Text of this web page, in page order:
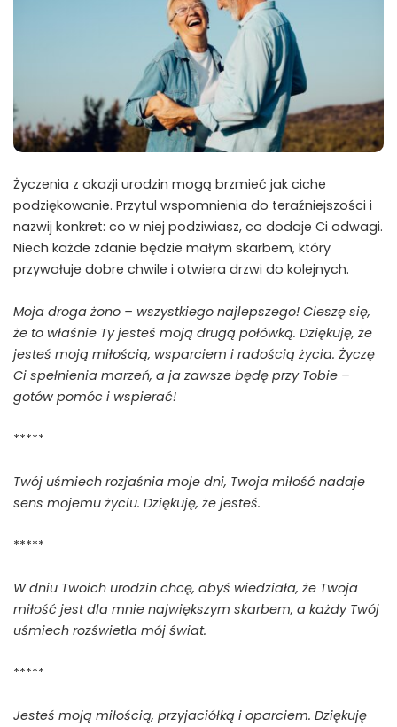
Życzenia z okazji urodzin mogą brzmieć jak ciche
podziękowanie. Przytul wspomnienia do teraźniejszości i
nazwij konkret: co w niej podziwiasz, co dodaje Ci odwagi.
Niech każde zdanie będzie małym skarbem, który
przywołuje dobre chwile i otwiera drzwi do kolejnych.
Moja droga żono – wszystkiego najlepszego! Cieszę się,
że to właśnie Ty jesteś moją drugą połówką. Dziękuję, że
jesteś moją miłością, wsparciem i radością życia. Życzę
Ci spełnienia marzeń, a ja zawsze będę przy Tobie –
gotów pomóc i wspierać!
*****
Twój uśmiech rozjaśnia moje dni, Twoja miłość nadaje
sens mojemu życiu. Dziękuję, że jesteś.
*****
W dniu Twoich urodzin chcę, abyś wiedziała, że Twoja
miłość jest dla mnie największym skarbem, a każdy Twój
uśmiech rozświetla mój świat.
*****
Jesteś moją miłością, przyjaciółką i oparciem. Dziękuję